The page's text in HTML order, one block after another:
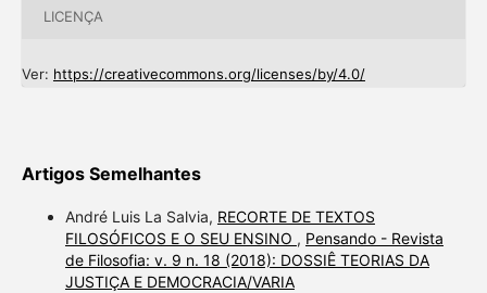
LICENÇA
Ver: https://creativecommons.org/licenses/by/4.0/
Artigos Semelhantes
André Luis La Salvia, RECORTE DE TEXTOS
FILOSÓFICOS E O SEU ENSINO , Pensando - Revista
de Filosofia: v. 9 n. 18 (2018): DOSSIÊ TEORIAS DA
JUSTIÇA E DEMOCRACIA/VARIA